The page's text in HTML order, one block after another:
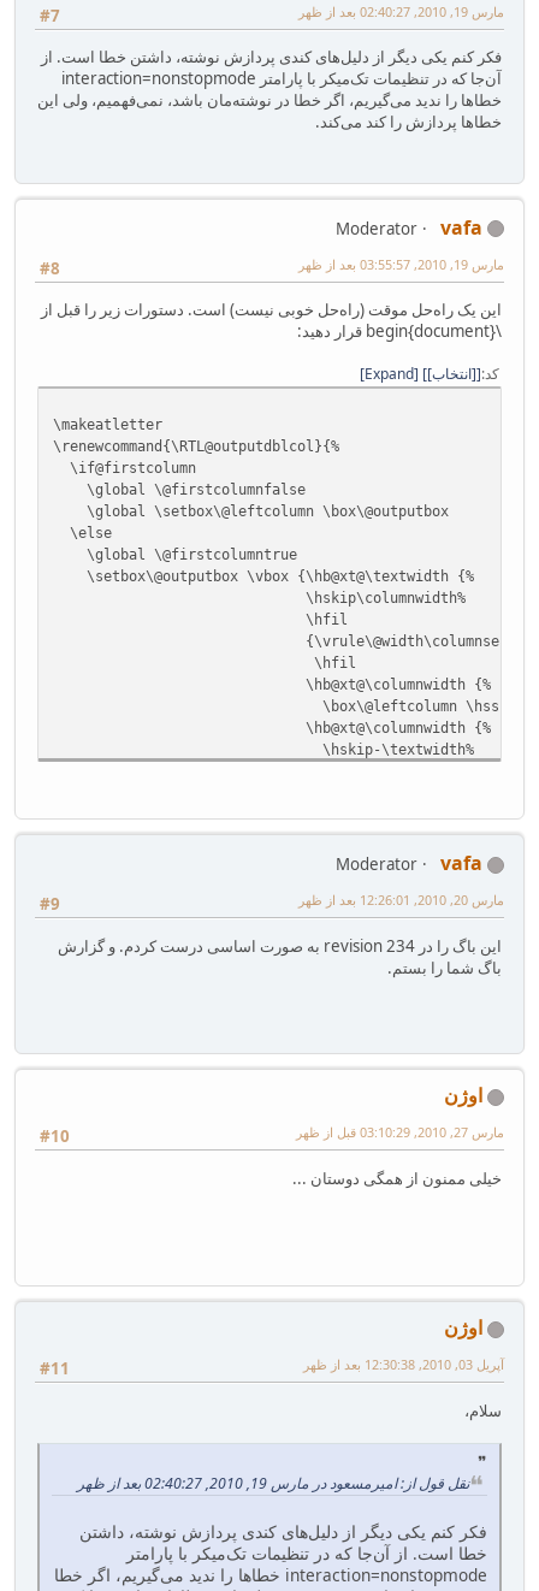
#7
مارس 19, 2010, 02:40:27 بعد از ظهر
فکر کنم یکی دیگر از دلیل‌های کندی پردازش نوشته، داشتن خطا است. از
آن‌جا که در تنظیمات تک‌میکر با پارامتر interaction=nonstopmode
خطاها را ندید می‌گیریم، اگر خطا در نوشته‌مان باشد، نمی‌فهمیم، ولی این
خطاها پردازش را کند می‌کند.
vafa
Moderator
#8
مارس 19, 2010, 03:55:57 بعد از ظهر
این یک راه‌حل موقت (راه‌حل خوبی نیست) است. دستورات زیر را قبل از
\begin{document} قرار دهید:
کد [انتخاب] Expand
\makeatletter
\renewcommand{\RTL@outputdblcol}{%
\if@firstcolumn
\global \@firstcolumnfalse
\global \setbox\@leftcolumn \box\@outputbox
\else
\global \@firstcolumntrue
\setbox\@outputbox \vbox {\hb@xt@\textwidth {%
\hskip\columnwidth%
\hfil
\hfil
\hb@xt@\columnwidth {%
\box\@leftcolumn \hss}%
\hb@xt@\columnwidth {%
\hskip-\textwidth%
\@combinedblfloats
\@dblfloatplacement
\@startdblcolumn
\@whilesw\if@fcolmade \fi
\makeatother
vafa
Moderator
#9
مارس 20, 2010, 12:26:01 بعد از ظهر
این باگ را در revision 234 به صورت اساسی درست کردم. و گزارش
باگ شما را بستم.
اوژن
#10 مارس 27, 2010, 03:10:29 قبل از ظهر
خیلی ممنون از همگی دوستان ...
اوژن
#11 آپریل 03, 2010, 12:30:38 بعد از ظهر
سلام،
نقل قول از: امیرمسعود در مارس 19, 2010, 02:40:27 بعد از ظهر
فکر کنم یکی دیگر از دلیل‌های کندی پردازش نوشته، داشتن
خطا است. از آن‌جا که در تنظیمات تک‌میکر با پارامتر
interaction=nonstopmode خطاها را ندید می‌گیریم، اگر خطا